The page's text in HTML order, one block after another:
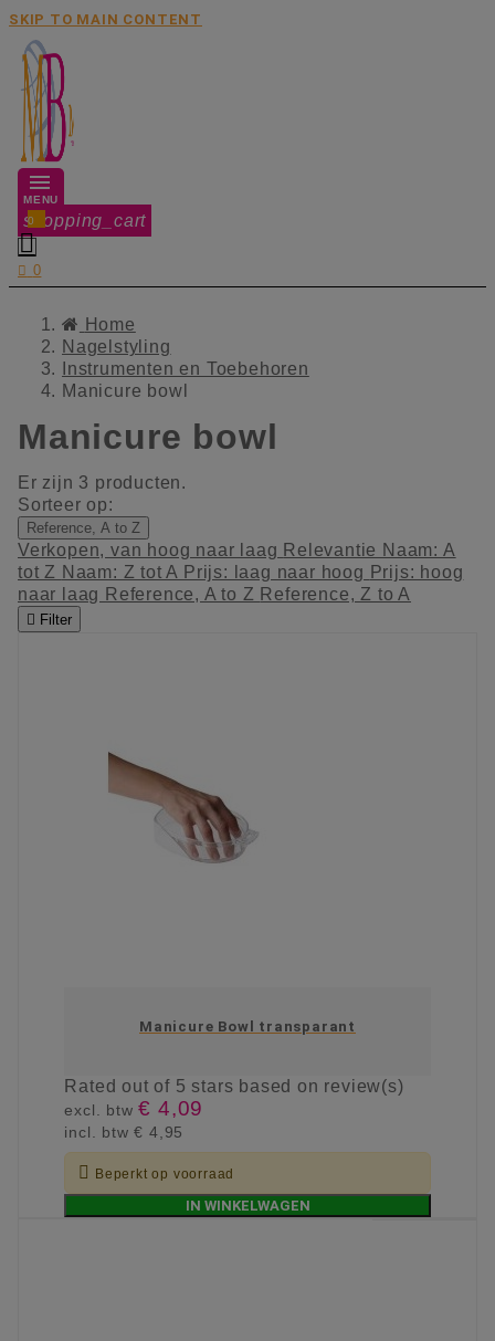
SKIP TO MAIN CONTENT
MENU
shopping_cart
0

 0
Home
Nagelstyling
Instrumenten en Toebehoren
Manicure bowl
Manicure bowl
Er zijn 3 producten.
Sorteer op:
Reference, A to Z
Verkopen, van hoog naar laag Relevantie Naam: A
tot Z Naam: Z tot A Prijs: laag naar hoog Prijs: hoog
naar laag Reference, A to Z Reference, Z to A
 Filter
Manicure Bowl transparant
Ratedout of 5 stars based on review(s)
excl. btw€ 4,09
incl. btw€ 4,95
 Beperkt op voorraad
IN WINKELWAGEN